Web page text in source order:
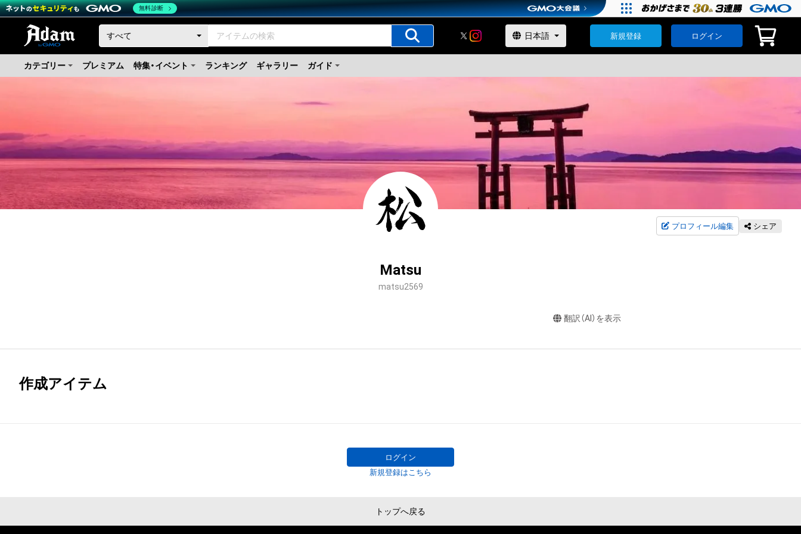
新規登録 ログイン
カテゴリー プレミアム 特集・イベント ランキング ギャラリー ガイド
プロフィール編集 シェア
Matsu
matsu2569
翻訳（AI）を表示
作成アイテム
ログイン
新規登録はこちら
トップへ戻る
無料診断